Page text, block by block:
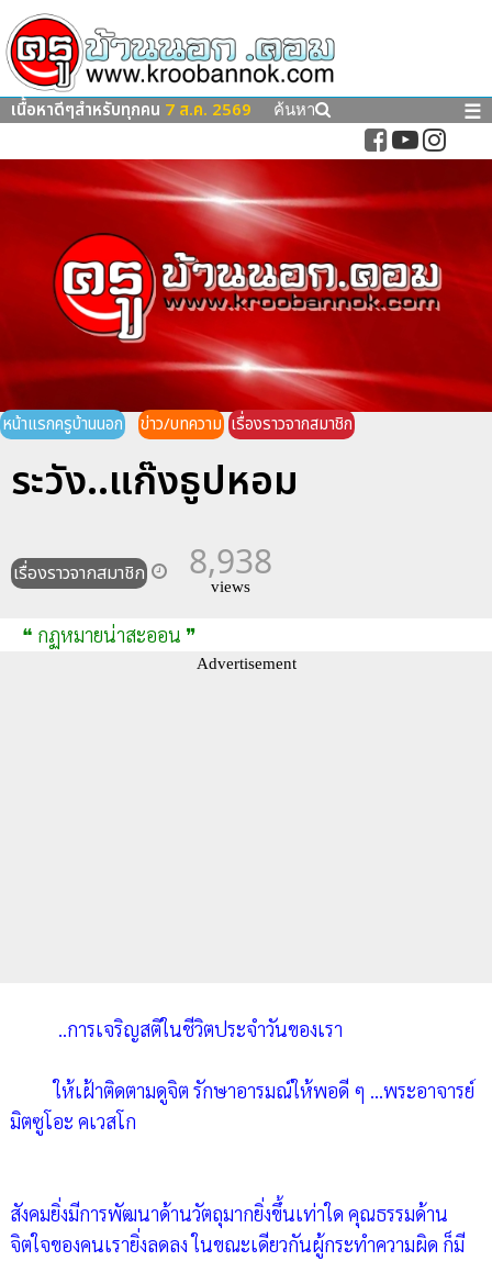
เนื้อหาดีๆสำหรับทุกคน 7 ส.ค. 2569 ค้นหา ☰
หน้าแรกครูบ้านนอก ข่าว/บทความ เรื่องราวจากสมาชิก
ระวัง..แก๊งธูปหอม
เรื่องราวจากสมาชิก 8,938
views
❝ กฏหมายน่าสะออน ❞
Advertisement
..การเจริญสติในชีวิตประจำวันของเรา
ให้เฝ้าติดตามดูจิต รักษาอารมณ์ให้พอดี ๆ ...พระอาจารย์
มิตซูโอะ คเวสโก
สังคมยิ่งมีการพัฒนาด้านวัตถุมากยิ่งขึ้นเท่าใด คุณธรรมด้าน
จิตใจของคนเรายิ่งลดลง ในขณะเดียวกันผู้กระทำความผิด ก็มี